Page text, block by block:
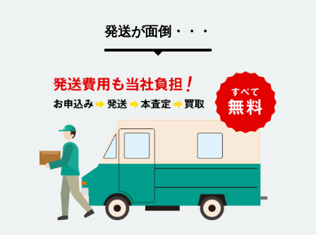
発送が面倒・・・